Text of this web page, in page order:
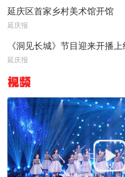
延庆区首家乡村美术馆开馆
延庆报
《洞见长城》节目迎来开播
延庆报
视频